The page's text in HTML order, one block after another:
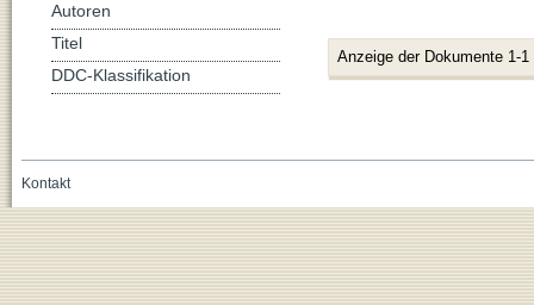
Anzeige der Dokumente 1-1
Autoren
Titel
DDC-Klassifikation
Kontakt